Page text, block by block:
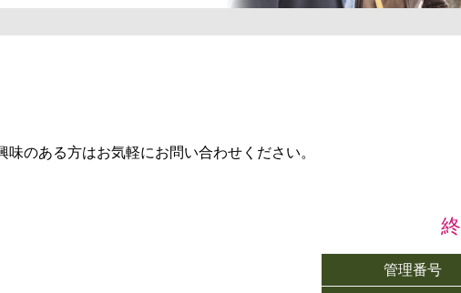
のある方はお気軽にお問い合わせください。
管理番号